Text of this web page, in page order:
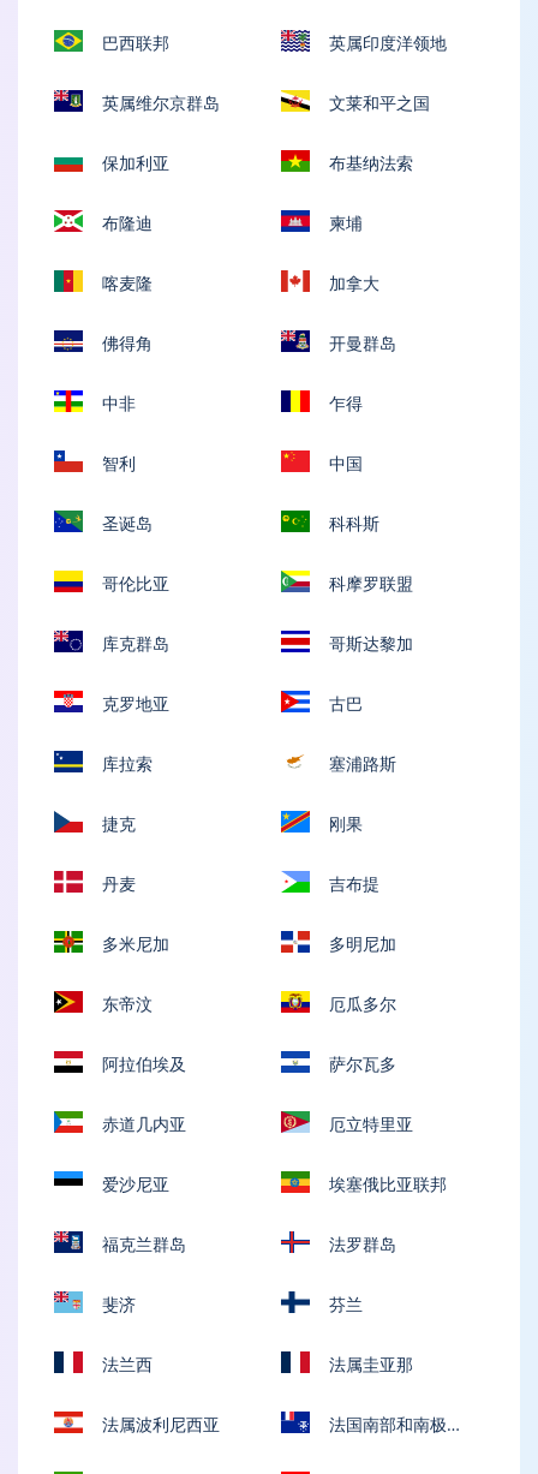
维那
巴西联邦 英属印度洋领地
英属维尔京群岛 文莱和平之国
保加利亚 布基纳法索
布隆迪 柬埔
喀麦隆 加拿大
佛得角 开曼群岛
中非 乍得
智利 中国
圣诞岛 科科斯
哥伦比亚 科摩罗联盟
库克群岛 哥斯达黎加
克罗地亚 古巴
库拉索 塞浦路斯
捷克 刚果
丹麦 吉布提
多米尼加 多明尼加
东帝汶 厄瓜多尔
阿拉伯埃及 萨尔瓦多
赤道几内亚 厄立特里亚
爱沙尼亚 埃塞俄比亚联邦
福克兰群岛 法罗群岛
斐济 芬兰
法兰西 法属圭亚那
法属波利尼西亚
法国南部和南极土
地